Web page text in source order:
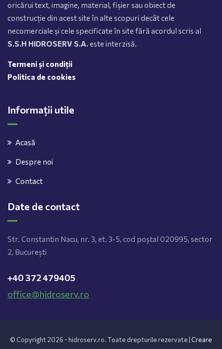
oricărui text, imagine, material, fișier sau obiect de
construcție din acest site în alte scopuri decât cele
necomerciale și cele specificate în site fără acordul scris al
S.S.H HIDROSERV S.A.este interzisă.
Termeni și condiții
Politica de cookies
Informații utile
Acasă
Despre noi
Contact
Date de contact
Str. Constantin Nacu, nr. 3, et. 3-5, cod poștal 020995, sector
2, București
+40 372 479405
office@hidroserv.ro
© Copyright 2026 - hidroserv.ro. Toate drepturile rezervate | Creare